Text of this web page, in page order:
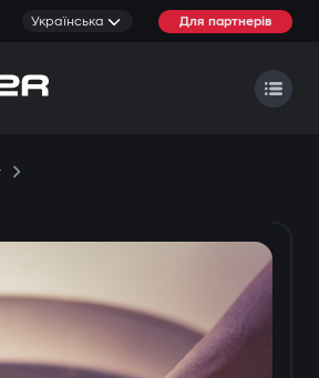
Українська Для партнерів